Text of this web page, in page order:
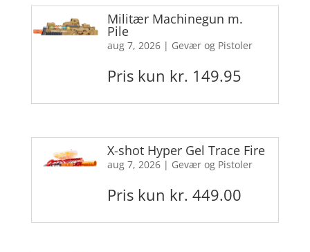
Militær Machinegun m.
Pile
aug 7, 2026| Gevær og Pistoler
Pris kun kr. 149.95
X-shot Hyper Gel Trace Fire
aug 7, 2026| Gevær og Pistoler
Pris kun kr. 449.00